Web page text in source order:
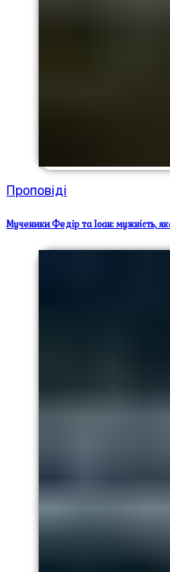
Проповіді
Мученики Федір та Іоан: мужність,